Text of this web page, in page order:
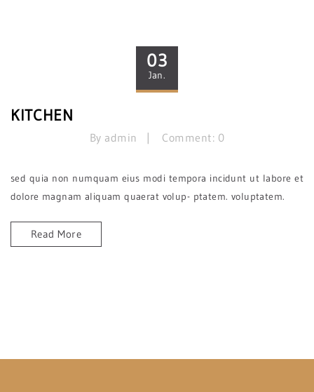
03
Jan.
KITCHEN
By admin Comment: 0
sed quia non numquam eius modi tempora incidunt ut labore et
dolore magnam aliquam quaerat volup- ptatem. voluptatem.
Read More